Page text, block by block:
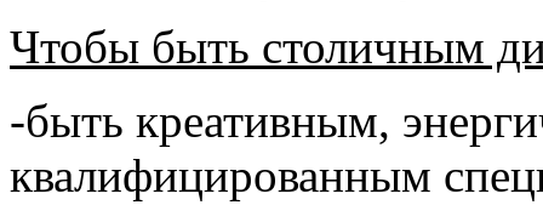
Чтобы быть столичным
-быть креативным,
квалифицированным